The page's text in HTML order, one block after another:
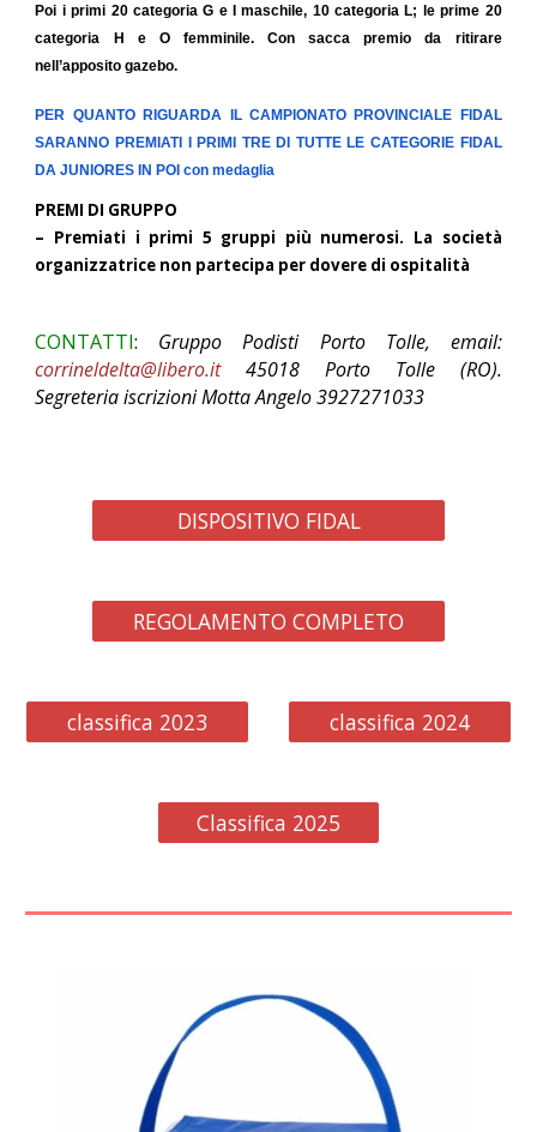
Poi i primi 20 categoria G e I maschile, 10 categoria L; le prime 20
categoria H e O femminile. Con sacca premio da ritirare
nell’apposito gazebo.
PER QUANTO RIGUARDA IL CAMPIONATO PROVINCIALE FIDAL
SARANNO PREMIATI I PRIMI TRE DI TUTTE LE CATEGORIE FIDAL
DA JUNIORES IN POI con medaglia
PREMI DI GRUPPO
– Premiati i primi 5 gruppi più numerosi. La società
organizzatrice non partecipa per dovere di ospitalità
CONTATTI: Gruppo Podisti Porto Tolle, email:
corrineldelta@libero.it45018 Porto Tolle (RO).
Segreteria iscrizioni Motta Angelo 3927271033
DISPOSITIVO FIDAL
REGOLAMENTO COMPLETO
classifica 2023 classifica 2024
Classifica 2025